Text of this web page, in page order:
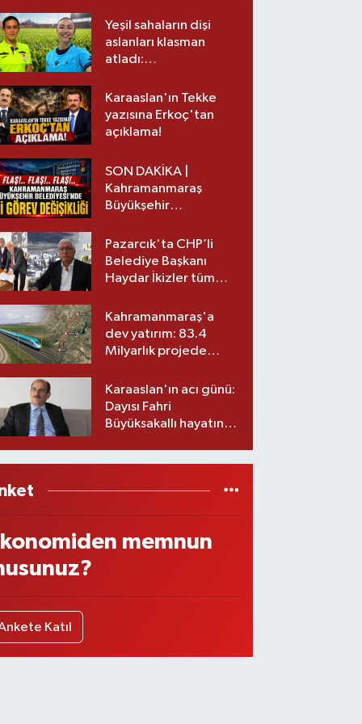
Yeşil sahaların dişi
aslanları klasman
atladı:
üst lige iki transfer!
Karaaslan'ın Tekke
yazısına Erkoç'tan
açıklama!
SON DAKİKA |
Kahramanmaraş
Büyükşehir
görev değişikliği!
Pazarcık'ta CHP’li
Belediye Başkanı
Haydar İkizler tüm
yeni partisi
Kahramanmaraş'a
dev yatırım: 83.4
Milyarlık projede
Karaaslan'ın acı günü:
Dayısı Fahri
Büyüksakallı hayatını
memnun
Katıl